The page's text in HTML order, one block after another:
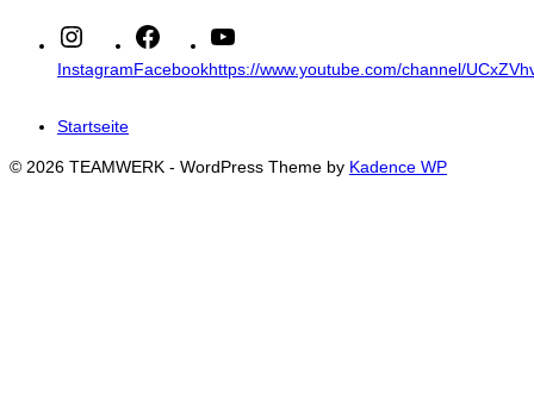
InstagramFacebookhttps://www.youtube.com/channel/
Startseite
© 2026 TEAMWERK - WordPress Theme by Kadence WP